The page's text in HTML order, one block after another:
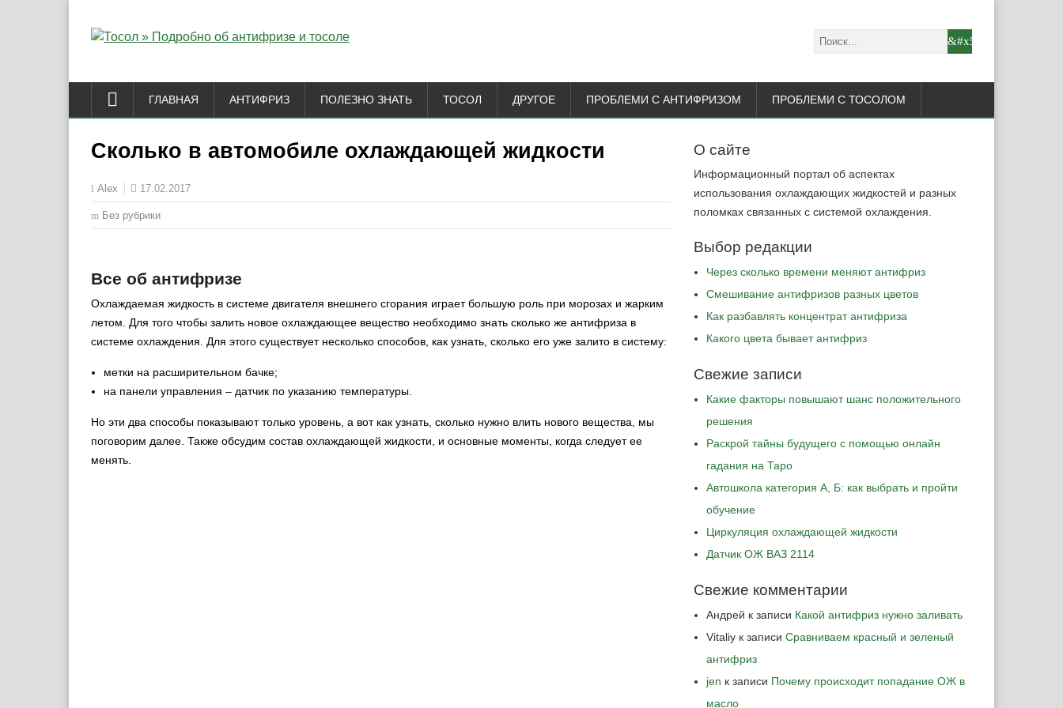
ГЛАВНАЯ АНТИФРИЗ ПОЛЕЗНО ЗНАТЬ ТОСОЛ ДРУГОЕ ПРОБЛЕМИ С АНТИФРИЗОМ ПРОБЛЕМИ С ТОСОЛОМ
Сколько в автомобиле охлаждающей жидкости
Alex 17.02.2017
Без рубрики
Все об антифризе
Охлаждаемая жидкость в системе двигателя внешнего сгорания играет большую роль при морозах и жарким
летом. Для того чтобы залить новое охлаждающее вещество необходимо знать сколько же антифриза в
системе охлаждения. Для этого существует несколько способов, как узнать, сколько его уже залито в систему:
метки на расширительном бачке;
на панели управления – датчик по указанию температуры.
Но эти два способы показывают только уровень, а вот как узнать, сколько нужно влить нового вещества, мы
поговорим далее. Также обсудим состав охлаждающей жидкости, и основные моменты, когда следует ее
менять.
О сайте
Информационный портал об аспектах
использования охлаждающих жидкостей и разных
поломках связанных с системой охлаждения.
Выбор редакции
Через сколько времени меняют антифриз
Cмешивание антифризов разных цветов
Как разбавлять концентрат антифриза
Какого цвета бывает антифриз
Свежие записи
Какие факторы повышают шанс положительного
решения
Раскрой тайны будущего с помощью онлайн
гадания на Таро
Автошкола категория А, Б: как выбрать и пройти
обучение
Циркуляция охлаждающей жидкости
Датчик ОЖ ВАЗ 2114
Свежие комментарии
Андрей к записи Какой антифриз нужно заливать
Vitaliy к записи Сравниваем красный и зеленый
антифриз
jen к записи Почему происходит попадание ОЖ в
масло